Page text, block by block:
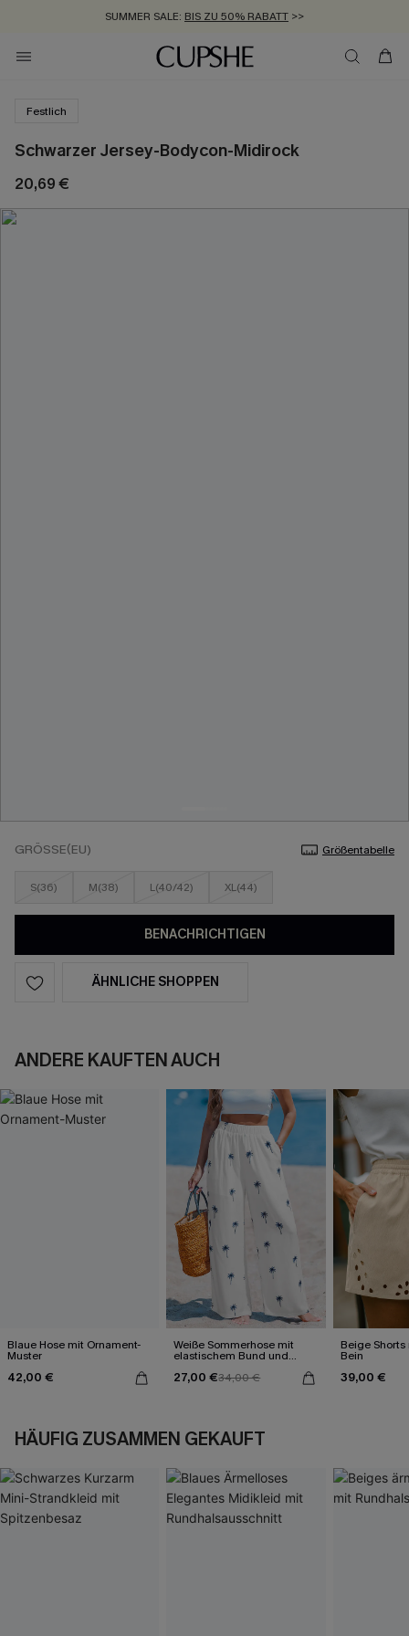
SUMMER SALE: BIS ZU 50% RABATT >>
ZUM NEWSLETTER:BIS ZU -20% EXTRA ERHALTEN
KOSTENLOSER VERSAND AB 89 €
Festlich
Schwarzer Jersey-Bodycon-Midirock
20,69 €
GRÖSSE(EU) Größentabelle
S(36) M(38) L(40/42) XL(44)
BENACHRICHTIGEN
ÄHNLICHE SHOPPEN
ANDERE KAUFTEN AUCH
Blaue Hose mit Ornament-
Muster
42,00 €
Weiße Sommerhose mit
elastischem Bund und
27,00 €34,00 €
Beige
Bein
39,00 €
HÄUFIG ZUSAMMEN GEKAUFT